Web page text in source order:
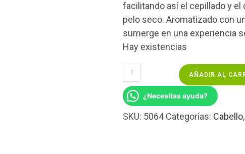
facilitando así el cepillado y
pelo seco. Aromatizado con
sumerge en una experiencia
Hay existencias
AÑADIR AL
¿Necesitas ayuda?
SKU: 5064 Categorías: Cabello,